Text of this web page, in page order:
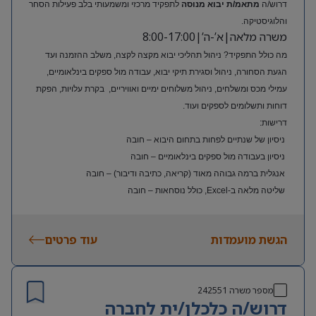
דרוש/ה מתאמ/ת יבוא מנוסה לתפקיד מרכזי ומשמעותי בלב פעילות הסחר
והלוגיסטיקה.
משרה מלאה|א’-ה’|8:00-17:00
מה כולל התפקיד? ניהול תהליכי יבוא מקצה לקצה, משלב ההזמנה ועד
הגעת הסחורה, ניהול וסגירת תיקי יבוא, עבודה מול ספקים בינלאומיים,
עמילי מכס ומשלחים, ניהול משלוחים ימיים ואוויריים, בקרת עלויות, הפקת
דוחות ותשלומים לספקים ועוד.
דרישות:
ניסיון של שנתיים לפחות בתחום היבוא – חובה
ניסיון בעבודה מול ספקים בינלאומיים – חובה
אנגלית ברמה גבוהה מאוד (קריאה, כתיבה ודיבור) – חובה
שליטה מלאה ב-Excel, כולל נוסחאות – חובה
הגשת מועמדות עוד פרטים
מספר משרה 242551
דרוש/ה כלכלן/ית לחברה